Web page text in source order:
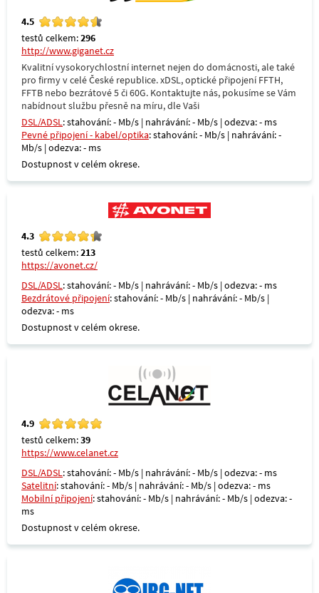
4.5
testů celkem:296
http://www.giganet.cz
Kvalitní vysokorychlostní internet nejen do domácnosti, ale také
pro firmy v celé České republice. xDSL, optické připojení FFTH,
FFTB nebo bezrátové 5 či 60G. Kontaktujte nás, pokusíme se Vám
nabídnout službu přesně na míru, dle Vaši
DSL/ADSL: stahování: - Mb/s | nahrávání: - Mb/s | odezva: - ms
Pevné připojení - kabel/optika: stahování: - Mb/s | nahrávání: -
Mb/s | odezva: - ms
Dostupnost v celém okrese.
4.3
testů celkem:213
https://avonet.cz/
DSL/ADSL: stahování: - Mb/s | nahrávání: - Mb/s | odezva: - ms
Bezdrátové připojení: stahování: - Mb/s | nahrávání: - Mb/s |
odezva: - ms
Dostupnost v celém okrese.
4.9
testů celkem:39
https://www.celanet.cz
DSL/ADSL: stahování: - Mb/s | nahrávání: - Mb/s | odezva: - ms
Satelitní: stahování: - Mb/s | nahrávání: - Mb/s | odezva: - ms
Mobilní připojení: stahování: - Mb/s | nahrávání: - Mb/s | odezva: -
ms
Dostupnost v celém okrese.